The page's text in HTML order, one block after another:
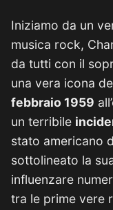
Iniziamo da un
musica rock,
da tutti con il
una vera icona
febbraio 1959
un terribile
stato americano
sottolineato la
influenzare
tra le prime vere